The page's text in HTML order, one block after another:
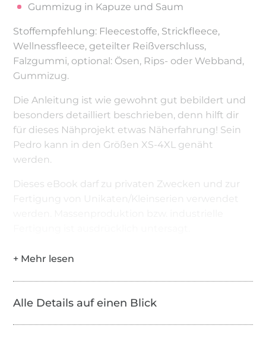
Gummizug in Kapuze und Saum
Stoffempfehlung: Fleecestoffe, Strickfleece,
Wellnessfleece, geteilter Reißverschluss,
Falzgummi, optional: Ösen, Rips- oder Webband,
Gummizug.
Die Anleitung ist wie gewohnt gut bebildert und
besonders detailliert beschrieben, denn hilft dir
für dieses Nähprojekt etwas Näherfahrung! Sein
Pedro kann in den Größen XS-4XL genäht
werden.
Dieses eBook darf zu privaten Zwecken und zur
Fertigung von Unikaten/Kleinserien verwendet
Alle Details auf einen Blick